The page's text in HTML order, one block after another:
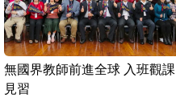
無國界教師前進全球 入班觀課
見習